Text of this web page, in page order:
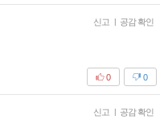
신고 | 공감 확인
0
0
신고 | 공감 확인